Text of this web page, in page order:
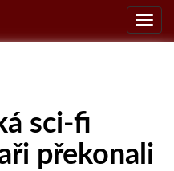
sci-fi
překonali